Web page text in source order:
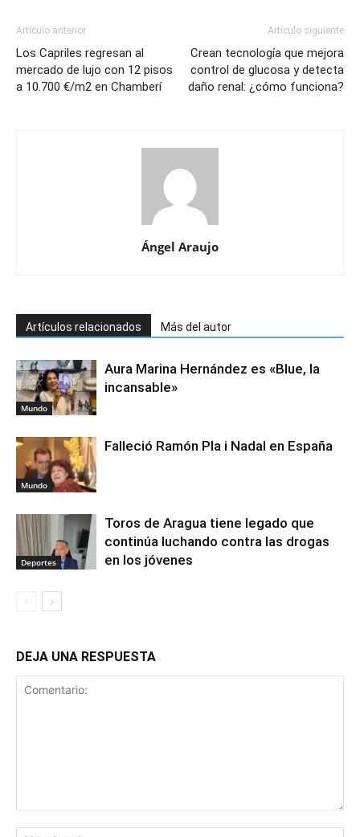
Artículo anterior
Los Capriles regresan al
mercado de lujo con 12 pisos
a 10.700 €/m2 en Chamberí
Artículo siguiente
Crean tecnología que mejora
control de glucosa y detecta
daño renal: ¿cómo funciona?
Ángel Araujo
Artículos relacionados Más del autor
Mundo
Aura Marina Hernández es «Blue, la
incansable»
Mundo
Falleció Ramón Pla i Nadal en España
Deportes
Toros de Aragua tiene legado que
continúa luchando contra las drogas
en los jóvenes
DEJA UNA RESPUESTA